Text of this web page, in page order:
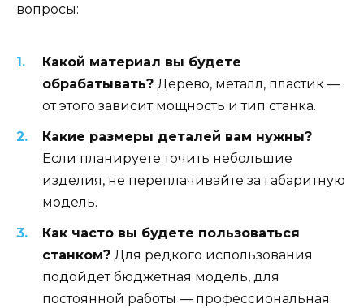
вопросы:
Какой материал вы будете
обрабатывать? Дерево, металл, пластик —
от этого зависит мощность и тип станка.
Какие размеры деталей вам нужны?
Если планируете точить небольшие
изделия, не переплачивайте за габаритную
модель.
Как часто вы будете пользоваться
станком? Для редкого использования
подойдёт бюджетная модель, для
постоянной работы — профессиональная.